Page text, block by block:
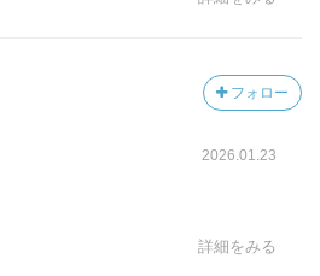
フォロー
2026.01.23
詳細をみる